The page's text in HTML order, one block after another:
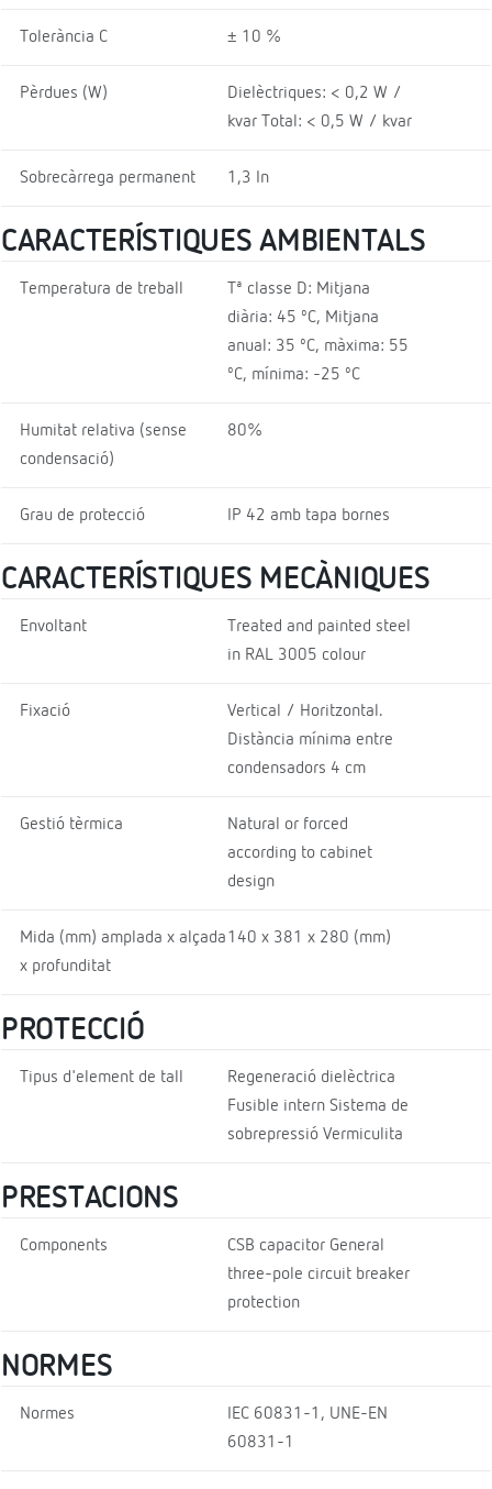
Tolerància C ± 10 %
Pèrdues (W)
Dielèctriques: < 0,2 W /
kvar Total: < 0,5 W / kvar
Sobrecàrrega permanent 1,3 In
CARACTERÍSTIQUES AMBIENTALS
Temperatura de treball
Tª classe D: Mitjana
diària: 45 ºC, Mitjana
anual: 35 ºC, màxima: 55
ºC, mínima: -25 ºC
Humitat relativa (sense
condensació)
80%
Grau de protecció IP 42 amb tapa bornes
CARACTERÍSTIQUES MECÀNIQUES
Envoltant
Treated and painted steel
in RAL 3005 colour
Fixació
Vertical / Horitzontal.
Distància mínima entre
condensadors 4 cm
Gestió tèrmica
Natural or forced
according to cabinet
design
Mida (mm) amplada x alçada
x profunditat
140 x 381 x 280 (mm)
PROTECCIÓ
Tipus d'element de tall
Regeneració dielèctrica
Fusible intern Sistema de
sobrepressió Vermiculita
PRESTACIONS
Components
CSB capacitor General
three-pole circuit breaker
protection
NORMES
Normes
IEC 60831-1, UNE-EN
60831-1